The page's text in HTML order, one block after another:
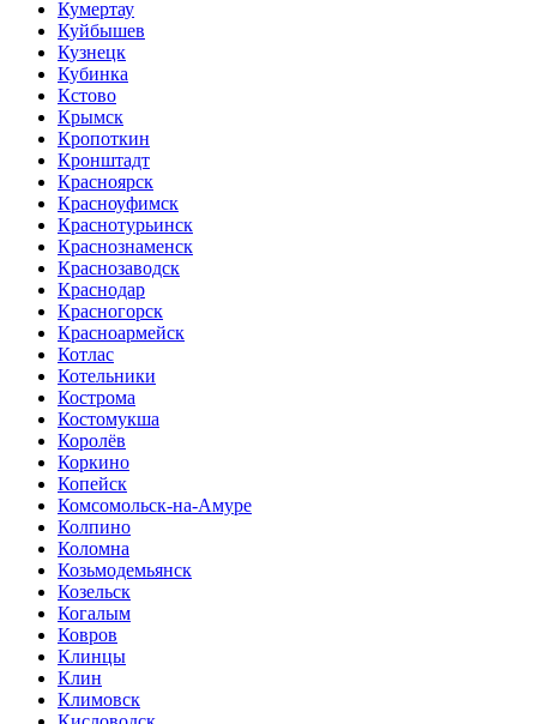
Кумертау
Куйбышев
Кузнецк
Кубинка
Кстово
Крымск
Кропоткин
Кронштадт
Красноярск
Красноуфимск
Краснотурьинск
Краснознаменск
Краснозаводск
Краснодар
Красногорск
Красноармейск
Котлас
Котельники
Кострома
Костомукша
Королёв
Коркино
Копейск
Комсомольск-на-Амуре
Колпино
Коломна
Козьмодемьянск
Козельск
Когалым
Ковров
Клинцы
Клин
Климовск